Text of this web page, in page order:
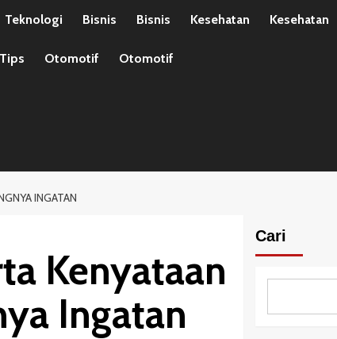
Teknologi Bisnis Bisnis Kesehatan Kesehatan
Tips Otomotif Otomotif
INGATAN
Kenyataan
Ingatan
Cari